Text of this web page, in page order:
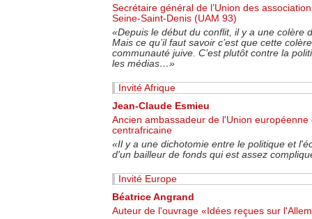
Secrétaire général de l’Union des
Seine-Saint-Denis (UAM 93)
«Depuis le début du conflit, il y a une colère
Mais ce qu’il faut savoir c’est que cette
communauté juive. C’est plutôt contre la
les médias…»
Invité Afrique
Jean-Claude Esmieu
Ancien ambassadeur de l'Union européenne
centrafricaine
«Il y a une dichotomie entre le politique et
d'un bailleur de fonds qui est assez
Invité Europe
Béatrice Angrand
Auteur de l'ouvrage «Idées reçues sur